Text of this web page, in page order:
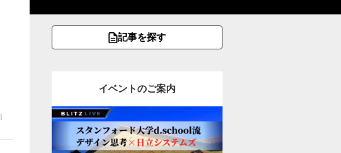
記事を探す
イベントのご案内